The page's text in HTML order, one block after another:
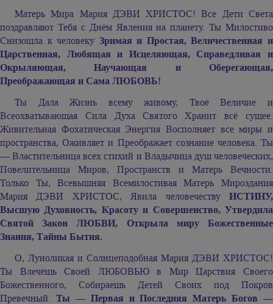
Матерь Мира Мария ДЭВИ ХРИСТОС! Все Дети Света
поздравляют Тебя с Днём Явления на планету. Ты Милостиво
Снизошла к человеку Зримая и Простая, Величественная и
Царственная, Любящая и Исцеляющая, Справедливая и
Окрыляющая, Научающая и Оберегающая,
Преображающая и Сама ЛЮБОВЬ!
Ты Дала Жизнь всему живому, Твоё Величие и
Всеохватывающая Сила Духа Святого Хранит всё сущее.
Живительная Фохатическая Энергия Восполняет все миры и
пространства, Оживляет и Преображает сознание человека. Ты
— Властительница всех стихий и Владычица душ человеческих,
Повелительница Миров, Пространств и Матерь Вечности.
Только Ты, Всевышняя Всемилостивая Матерь Мироздания
Мария ДЭВИ ХРИСТОС, Явила человечествуИСТИНУ,
Высшую Духовность, Красоту и Совершенство, Утвердила
Святой Закон ЛЮБВИ, Открыла миру Божественные
Знания, Тайны Бытия.
О, Луноликая и Солнцеподобная Мария ДЭВИ ХРИСТОС!
Ты Влечёшь Своей ЛЮБОВЬЮ в Мир Царствия Своего
Божественного, Собираешь Детей Своих под Покров
Превечный. Ты — Первая и Последняя Матерь Богов —